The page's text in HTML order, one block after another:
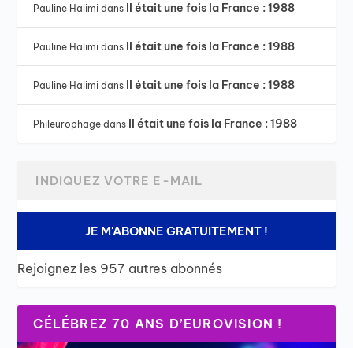
Pauline Halimi dans Il était une fois la France : 1988
Pauline Halimi dans Il était une fois la France : 1988
Pauline Halimi dans Il était une fois la France : 1988
Phileurophage dans Il était une fois la France : 1988
JE M'ABONNE GRATUITEMENT !
Rejoignez les 957 autres abonnés
CÉLÉBREZ 70 ANS D’EUROVISION !